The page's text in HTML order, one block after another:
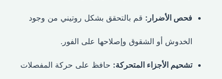
فحص الأضرار:قم بالتحقق بشكل روتيني من وجود
الخدوش أو الشقوق وإصلاحها على الفور.
تشحيم الأجزاء المتحركة:حافظ على حركة المفصلات